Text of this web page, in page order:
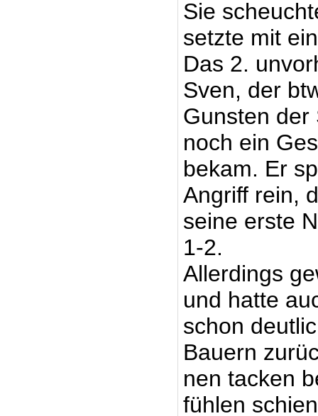
Sie
setzte mit
Das 2.
Sven, der
Gunsten der
noch ein
bekam. Er
Angriff rein,
seine erste
1-2.
Allerdings
und hatte
schon
Bauern
nen tacken
fühlen